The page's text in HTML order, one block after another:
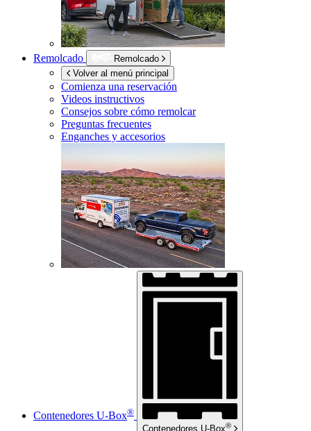
Remolcado
Remolcado
Volver al menú principal
Comienza una reservación
Videos instructivos
Consejos sobre cómo remolcar
Preguntas frecuentes
Enganches y accesorios
Contenedores U-Box®
Contenedores U-Box®